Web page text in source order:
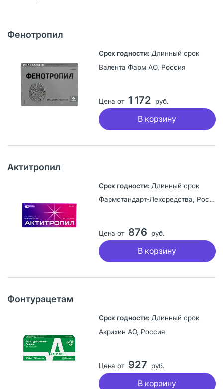
Фенотропил
Длинный срок
Валента Фарм АО, Россия
Цена от 1 172 руб.
В корзину
Актитропил
Длинный срок
Фармстандарт-Лексредства, Россия
Цена от 876 руб.
В корзину
Фонтурацетам
Длинный срок
Акрихин АО, Россия
Цена от 927 руб.
В корзину